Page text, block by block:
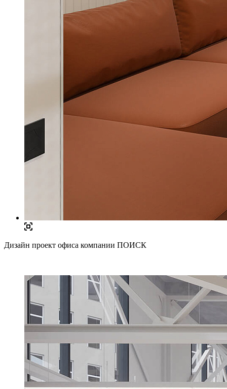
Дизайн проект офиса компании ПОИСК